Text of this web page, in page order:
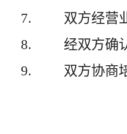
7. 双方经营业
8. 经双方确认
9. 双方协商培